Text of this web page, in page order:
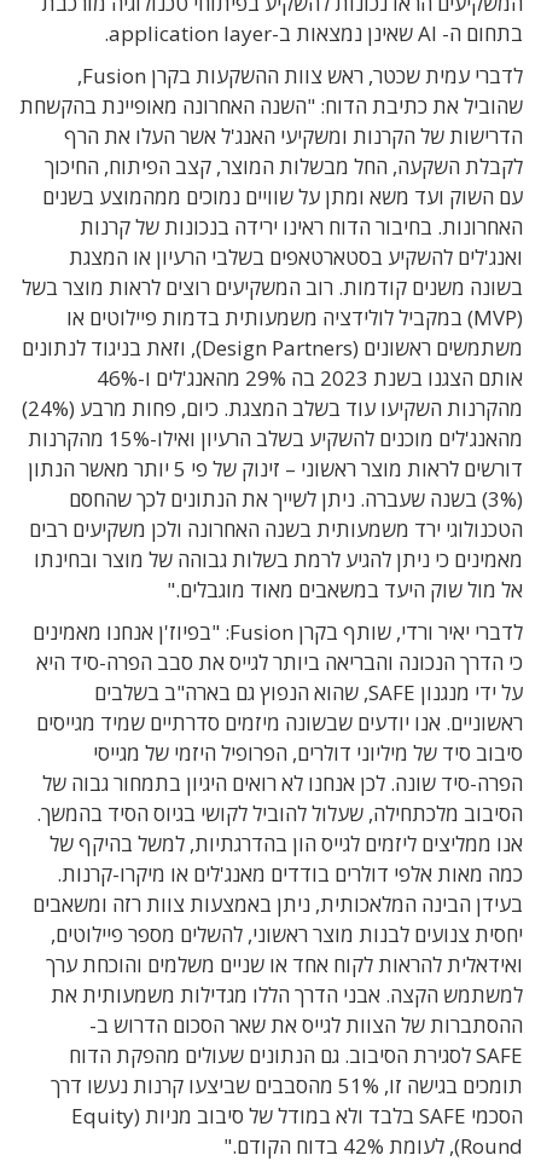
בתחום ה- AI שאינן נמצאות ב-application layer.
לדברי עמית שכטר, ראש צוות ההשקעות בקרן Fusion,
שהוביל את כתיבת הדוח: "השנה האחרונה מאופיינת בהקשחת
הדרישות של הקרנות ומשקיעי האנג'ל אשר העלו את הרף
לקבלת השקעה, החל מבשלות המוצר, קצב הפיתוח, החיכוך
עם השוק ועד משא ומתן על שוויים נמוכים ממהמוצע בשנים
האחרונות. בחיבור הדוח ראינו ירידה בנכונות של קרנות
ואנג'לים להשקיע בסטארטאפים בשלבי הרעיון או המצגת
בשונה משנים קודמות. רוב המשקיעים רוצים לראות מוצר בשל
(MVP) במקביל לולידציה משמעותית בדמות פיילוטים או
משתמשים ראשונים (Design Partners), וזאת בניגוד לנתונים
אותם הצגנו בשנת 2023 בה 29% מהאנג'לים ו-46%
מהקרנות השקיעו עוד בשלב המצגת. כיום, פחות מרבע (24%)
מהאנג'לים מוכנים להשקיע בשלב הרעיון ואילו-15% מהקרנות
דורשים לראות מוצר ראשוני – זינוק של פי 5 יותר מאשר הנתון
(3%) בשנה שעברה. ניתן לשייך את הנתונים לכך שהחסם
הטכנולוגי ירד משמעותית בשנה האחרונה ולכן משקיעים רבים
מאמינים כי ניתן להגיע לרמת בשלות גבוהה של מוצר ובחינתו
אל מול שוק היעד במשאבים מאוד מוגבלים."
לדברי יאיר ורדי, שותף בקרן Fusion: "בפיוז'ן אנחנו מאמינים
כי הדרך הנכונה והבריאה ביותר לגייס את סבב הפרה-סיד היא
על ידי מנגנון SAFE, שהוא הנפוץ גם בארה"ב בשלבים
ראשוניים. אנו יודעים שבשונה מיזמים סדרתיים שמיד מגייסים
סיבוב סיד של מיליוני דולרים, הפרופיל היזמי של מגייסי
הפרה-סיד שונה. לכן אנחנו לא רואים היגיון בתמחור גבוה של
הסיבוב מלכתחילה, שעלול להוביל לקושי בגיוס הסיד בהמשך.
אנו ממליצים ליזמים לגייס הון בהדרגתיות, למשל בהיקף של
כמה מאות אלפי דולרים בודדים מאנג'לים או מיקרו-קרנות.
בעידן הבינה המלאכותית, ניתן באמצעות צוות רזה ומשאבים
יחסית צנועים לבנות מוצר ראשוני, להשלים מספר פיילוטים,
ואידאלית להראות לקוח אחד או שניים משלמים והוכחת ערך
למשתמש הקצה. אבני הדרך הללו מגדילות משמעותית את
ההסתברות של הצוות לגייס את שאר הסכום הדרוש ב-
SAFE לסגירת הסיבוב. גם הנתונים שעולים מהפקת הדוח
תומכים בגישה זו, 51% מהסבבים שביצעו קרנות נעשו דרך
הסכמי SAFE בלבד ולא במודל של סיבוב מניות (Equity
Round), לעומת 42% בדוח הקודם."